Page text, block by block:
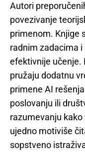
Autori
povezivanje
primenom. Knjige
radnim zadacima
efektivnije učenje.
pružaju dodatnu
primene AI
poslovanju ili
razumevanju
ujedno motiviše
sopstveno